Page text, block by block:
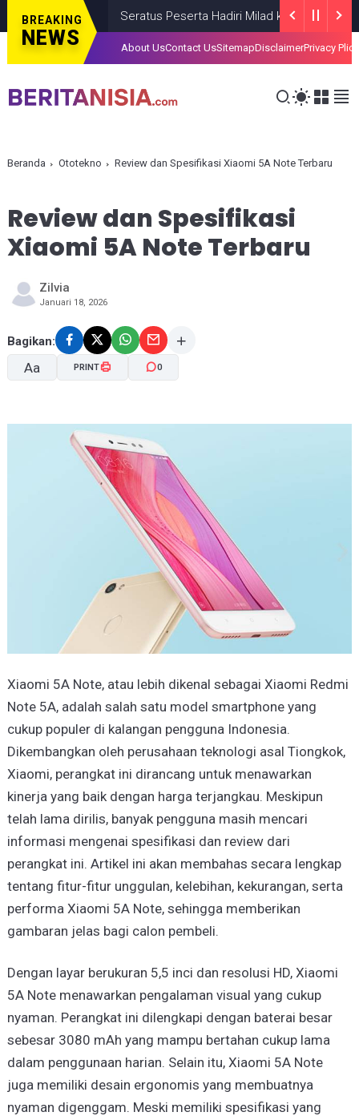
BREAKING
NEWS
Seratus Peserta Hadiri Milad ke-VI HIMMAH DIY
About UsContact UsSitemapDisclaimerPrivacy Plice
Beranda Ototekno Review dan Spesifikasi Xiaomi 5A Note Terbaru
Review dan Spesifikasi
Xiaomi 5A Note Terbaru
Zilvia
Januari 18, 2026
Bagikan:
Aa
A-
PRINT 0
Xiaomi 5A Note, atau lebih dikenal sebagai Xiaomi Redmi
Note 5A, adalah salah satu model smartphone yang
cukup populer di kalangan pengguna Indonesia.
Dikembangkan oleh perusahaan teknologi asal Tiongkok,
Xiaomi, perangkat ini dirancang untuk menawarkan
kinerja yang baik dengan harga terjangkau. Meskipun
telah lama dirilis, banyak pengguna masih mencari
informasi mengenai spesifikasi dan review dari
perangkat ini. Artikel ini akan membahas secara lengkap
tentang fitur-fitur unggulan, kelebihan, kekurangan, serta
performa Xiaomi 5A Note, sehingga memberikan
gambaran jelas bagi calon pembeli.
Dengan layar berukuran 5,5 inci dan resolusi HD, Xiaomi
5A Note menawarkan pengalaman visual yang cukup
nyaman. Perangkat ini dilengkapi dengan baterai besar
sebesar 3080 mAh yang mampu bertahan cukup lama
dalam penggunaan harian. Selain itu, Xiaomi 5A Note
juga memiliki desain ergonomis yang membuatnya
nyaman digenggam. Meski memiliki spesifikasi yang